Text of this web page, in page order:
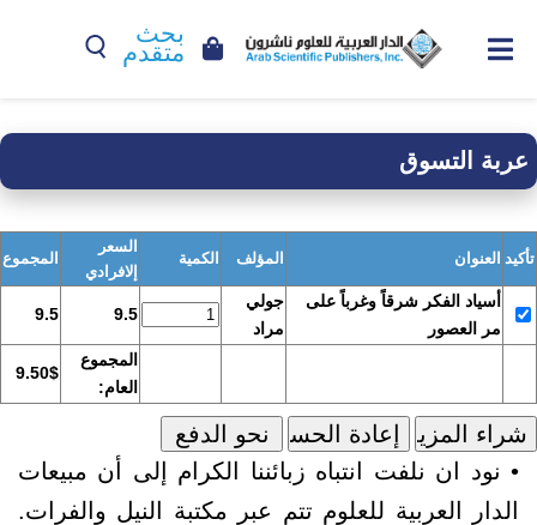
بحث
متقدم
عربة التسوق
تأكيد العنوان المؤلف الكمية
السعر
إلافرادي
المجموع
أسياد الفكر شرقاً وغرباً على
مر العصور
جولي
مراد
9.5
9.5
المجموع
العام:
9.50$
• نود ان نلفت انتباه زبائننا الكرام إلى أن مبيعات
الدار العربية للعلوم تتم عبر مكتبة النيل والفرات.